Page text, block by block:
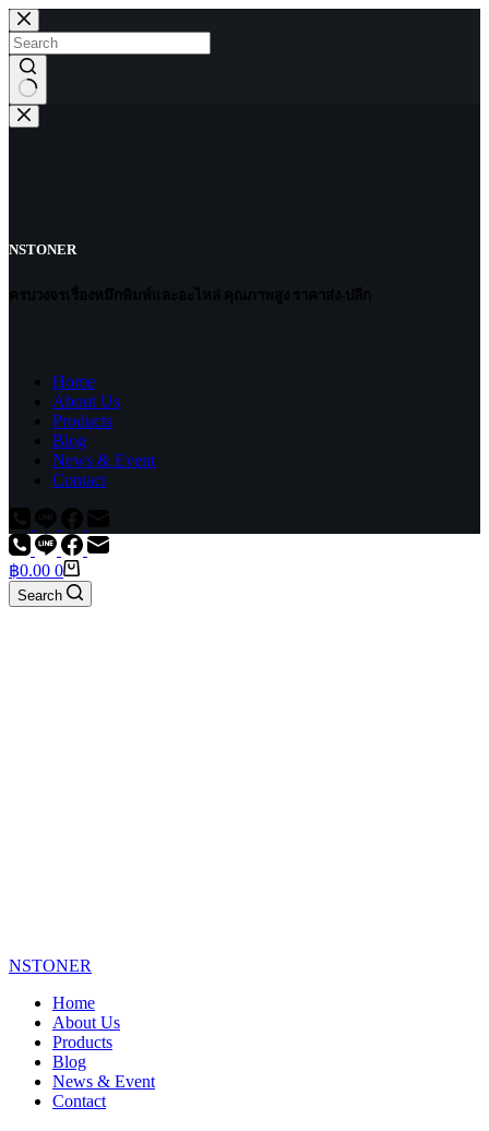
Skip
to
content
No
results
NSTONER
ครบวงจรเรื่องหมึกพิมพ์และอะไหล่ คุณภาพสูง ราคาส่ง-ปลีก
Home
About Us
Products
Blog
News & Event
Contact
Shopping
cart
฿0.00 0
Search
NSTONER
Home
About Us
Products
Blog
News & Event
Contact